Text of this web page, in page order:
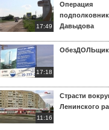
17:49
Операция
Давыдова
17:18
11:16
Страсти
Ленинского